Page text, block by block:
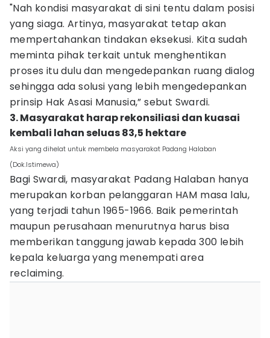
"Nah kondisi masyarakat di sini tentu dalam posisi
yang siaga. Artinya, masyarakat tetap akan
mempertahankan tindakan eksekusi. Kita sudah
meminta pihak terkait untuk menghentikan
proses itu dulu dan mengedepankan ruang dialog
sehingga ada solusi yang lebih mengedepankan
prinsip Hak Asasi Manusia,” sebut Swardi.
3. Masyarakat harap rekonsiliasi dan kuasai
kembali lahan seluas 83,5 hektare
Aksi yang dihelat untuk membela masyarakat Padang Halaban
(Dok.Istimewa)
Bagi Swardi, masyarakat Padang Halaban hanya
merupakan korban pelanggaran HAM masa lalu,
yang terjadi tahun 1965-1966. Baik pemerintah
maupun perusahaan menurutnya harus bisa
memberikan tanggung jawab kepada 300 lebih
kepala keluarga yang menempati area
reclaiming.